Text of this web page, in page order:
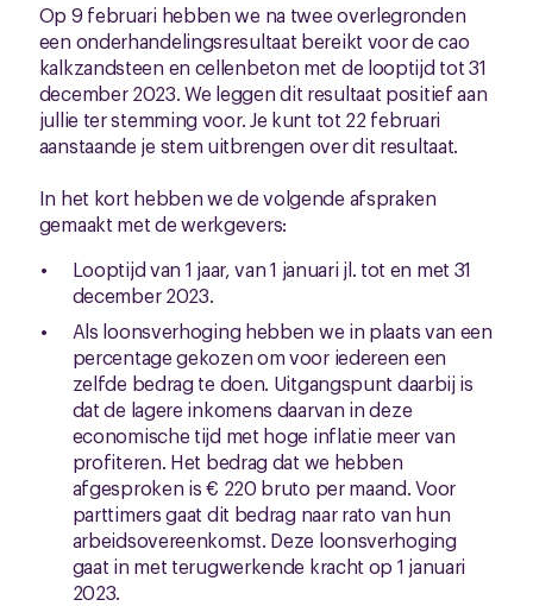
Op 9 februari hebben we na twee overlegronden
een onderhandelingsresultaat bereikt voor de cao
kalkzandsteen en cellenbeton met de looptijd tot 31
december 2023. We leggen dit resultaat positief aan
jullie ter stemming voor. Je kunt tot 22 februari
aanstaande je stem uitbrengen over dit resultaat.
In het kort hebben we de volgende afspraken
gemaakt met de werkgevers:
Looptijd van 1 jaar, van 1 januari jl. tot en met 31
december 2023.
Als loonsverhoging hebben we in plaats van een
percentage gekozen om voor iedereen een
zelfde bedrag te doen. Uitgangspunt daarbij is
dat de lagere inkomens daarvan in deze
economische tijd met hoge inflatie meer van
profiteren. Het bedrag dat we hebben
afgesproken is € 220 bruto per maand. Voor
parttimers gaat dit bedrag naar rato van hun
arbeidsovereenkomst. Deze loonsverhoging
gaat in met terugwerkende kracht op 1 januari
2023.